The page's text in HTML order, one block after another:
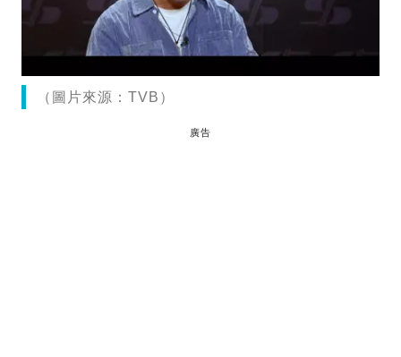
（圖片來源：TVB）
廣告